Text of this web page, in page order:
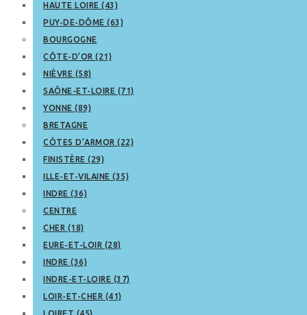
HAUTE LOIRE (43)
PUY-DE-DÔME (63)
BOURGOGNE
CÔTE-D’OR (21)
NIÈVRE (58)
SAÔNE-ET-LOIRE (71)
YONNE (89)
BRETAGNE
CÔTES D’ARMOR (22)
FINISTÈRE (29)
ILLE-ET-VILAINE (35)
INDRE (36)
CENTRE
CHER (18)
EURE-ET-LOIR (28)
INDRE (36)
INDRE-ET-LOIRE (37)
LOIR-ET-CHER (41)